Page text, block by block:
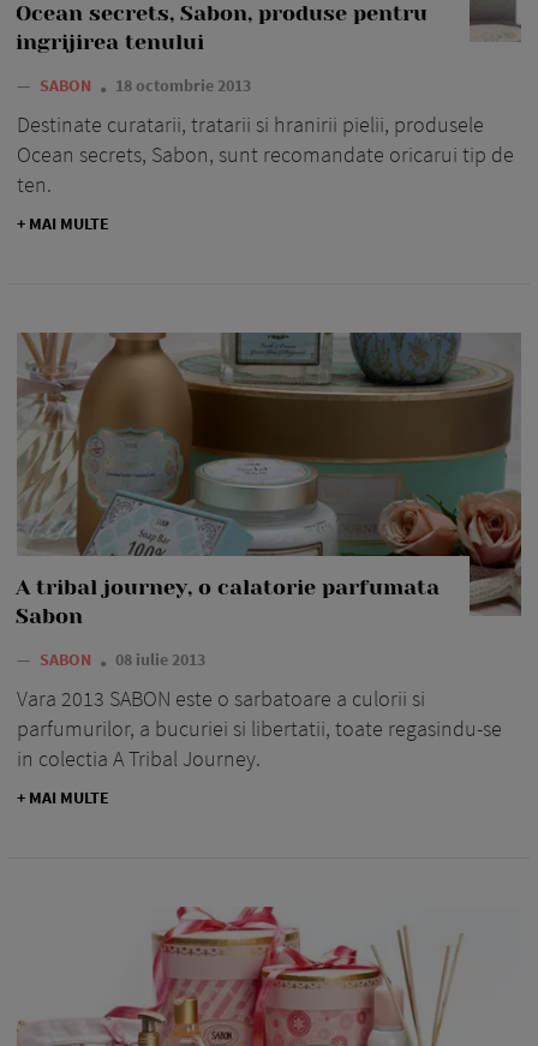
Ocean secrets, Sabon, produse pentru
ingrijirea tenului
— SABON 18 octombrie 2013
Destinate curatarii, tratarii si hranirii pielii, produsele
Ocean secrets, Sabon, sunt recomandate oricarui tip de
ten.
+ MAI MULTE
A tribal journey, o calatorie parfumata
Sabon
— SABON 08 iulie 2013
Vara 2013 SABON este o sarbatoare a culorii si
parfumurilor, a bucuriei si libertatii, toate regasindu-se
in colectia A Tribal Journey.
+ MAI MULTE